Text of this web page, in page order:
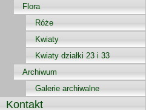
Flora
Róże
Kwiaty
Kwiaty działki 23 i 33
Archiwum
Galerie archiwalne
Kontakt